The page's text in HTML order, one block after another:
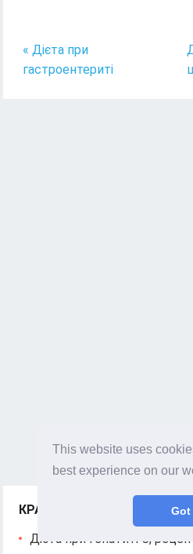
This website uses
best experience on our
Got
« Дієта при
гастроентериті
КРАЩІ СТАТТІ
Дієта при гепатиті С,